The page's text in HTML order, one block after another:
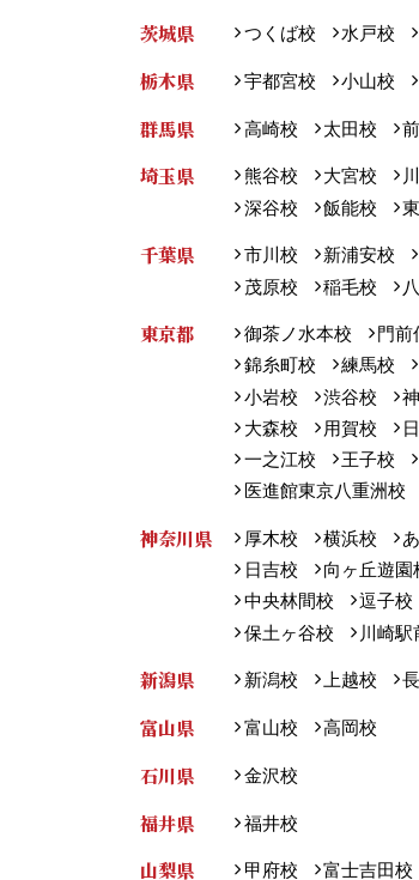
茨城県 つくば校 水戸校
栃木県 宇都宮校 小山校
群馬県 高崎校 太田校
埼玉県 熊谷校 大宮校
深谷校
飯能校
千葉県 市川校 新浦安校
茂原校
稲毛校
東京都 御茶ノ水本校 門前
錦糸町校
練馬校
小岩校
渋谷校
大森校
用賀校
一之江校
王子校
医進館東京八重洲校
神奈川県 厚木校 横浜校
日吉校
向ヶ丘遊園
中央林間校
逗子校
保土ヶ谷校
川崎駅
新潟県 新潟校 上越校
富山県 富山校 高岡校
石川県 金沢校
福井県 福井校
山梨県 甲府校 富士吉田校